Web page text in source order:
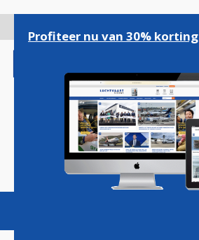
gaan
Magazine Podcasts
Profiteer nu van 30% korting